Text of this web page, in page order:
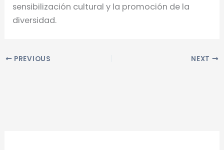
sensibilización cultural y la promoción de la
diversidad.
PREVIOUS NEXT